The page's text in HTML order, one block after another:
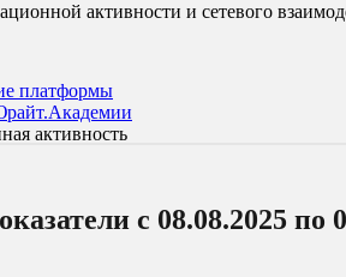
активности и сетевого
платформы
активность
c 08.08.2025 по